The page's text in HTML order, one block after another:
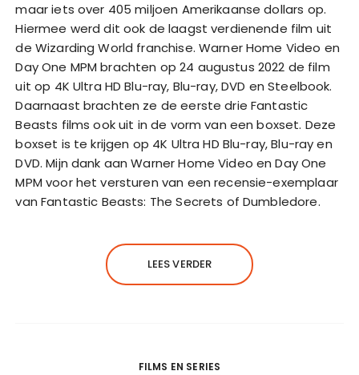
maar iets over 405 miljoen Amerikaanse dollars op.
Hiermee werd dit ook de laagst verdienende film uit
de Wizarding World franchise. Warner Home Video en
Day One MPM brachten op 24 augustus 2022 de film
uit op 4K Ultra HD Blu-ray, Blu-ray, DVD en Steelbook.
Daarnaast brachten ze de eerste drie Fantastic
Beasts films ook uit in de vorm van een boxset. Deze
boxset is te krijgen op 4K Ultra HD Blu-ray, Blu-ray en
DVD. Mijn dank aan Warner Home Video en Day One
MPM voor het versturen van een recensie-exemplaar
van Fantastic Beasts: The Secrets of Dumbledore.
LEES VERDER
FILMS EN SERIES